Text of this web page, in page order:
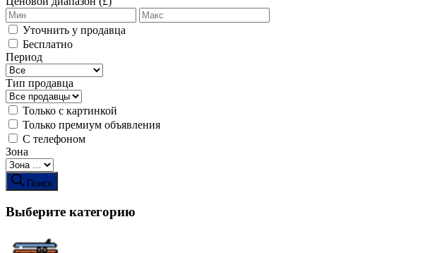
Уточнить у продавца
Бесплатно
Период
Тип продавца
Только с картинкой
Только премиум объявления
С телефоном
Зона
Поиск
Выберите категорию